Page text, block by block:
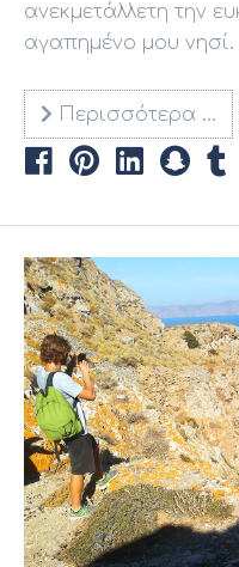
ανεκμετάλλετη την
αγαπημένο μου νησί.
Περισσότερα …